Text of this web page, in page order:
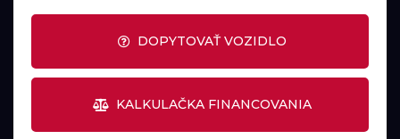
DOPYTOVAŤ VOZIDLO
KALKULAČKA FINANCOVANIA